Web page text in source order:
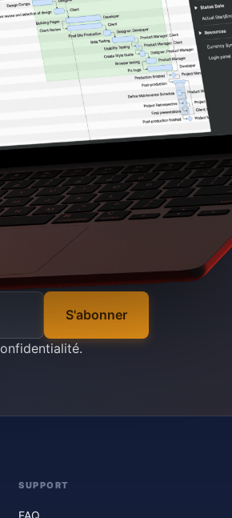
S'abonner
.
SUPPORT